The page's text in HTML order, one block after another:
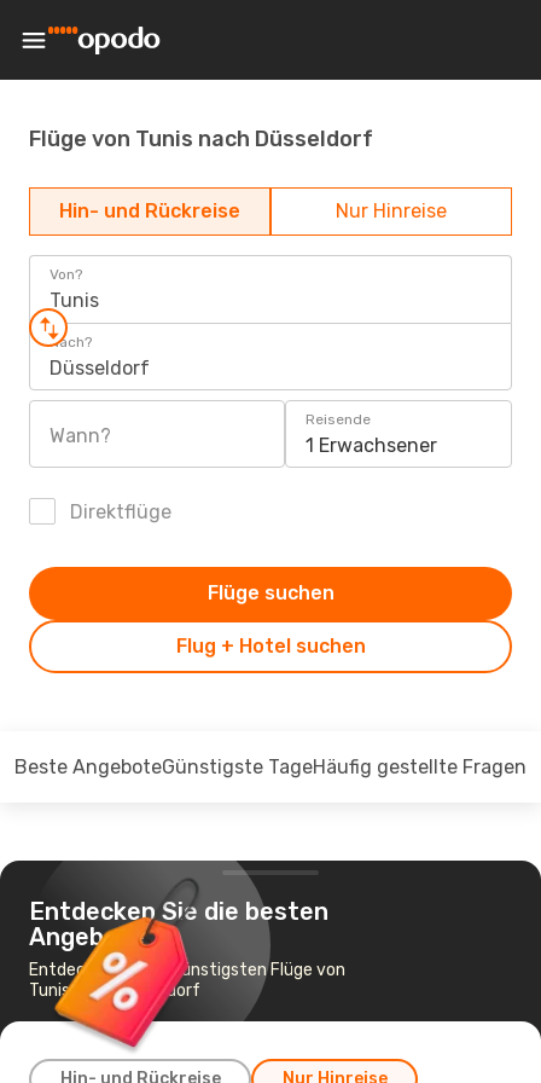
Flüge von Tunis nach Düsseldorf
Hin- und Rückreise Nur Hinreise
Von?
Tunis
Nach?
Düsseldorf
Wann?
Reisende
1 Erwachsener
Direktflüge
Flug + Hotel suchen
Flüge suchen
Beste AngeboteGünstigste TageHäufig gestellte Fragen
Entdecken Sie die besten
Angebote
Entdecken Sie die günstigsten Flüge von
Tunis nach Düsseldorf
Hin- und Rückreise Nur Hinreise